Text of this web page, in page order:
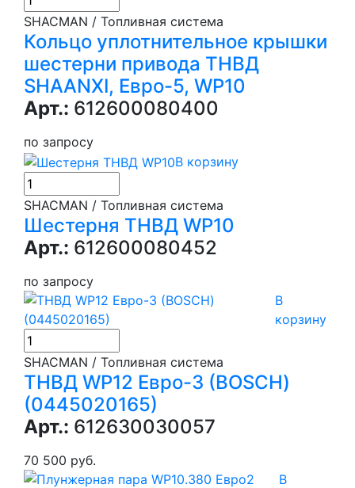
SHACMAN / Топливная система
Кольцо уплотнительное крышки
шестерни привода ТНВД
SHAANXI, Евро-5, WP10
Арт.: 612600080400
по запросу
В корзину
SHACMAN / Топливная система
Шестерня ТНВД WP10
Арт.: 612600080452
по запросу
В
корзину
SHACMAN / Топливная система
ТНВД WP12 Евро-3 (BOSCH)
(0445020165)
Арт.: 612630030057
70 500 руб.
В